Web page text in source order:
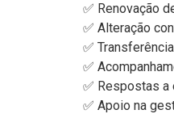
✅ Renovação
✅ Alteração
✅
✅
✅ Respostas
✅ Apoio na